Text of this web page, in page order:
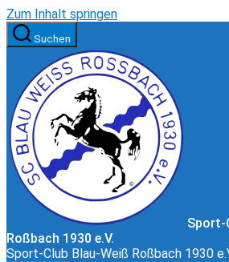
Zum Inhalt springen
Suchen
Sport-
Roßbach 1930 e.V.
Sport-Club Blau-Weiß Roßbach 1930